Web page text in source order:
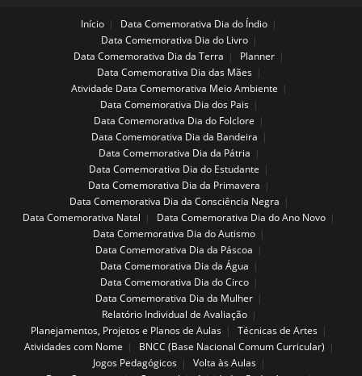
Início
Data Comemorativa Dia do Índio
Data Comemorativa Dia do Livro
Data Comemorativa Dia da Terra
Planner
Data Comemorativa Dia das Mães
Atividade Data Comemorativa Meio Ambiente
Data Comemorativa Dia dos Pais
Data Comemorativa Dia do Folclore
Data Comemorativa Dia da Bandeira
Data Comemorativa Dia da Pátria
Data Comemorativa Dia do Estudante
Data Comemorativa Dia da Primavera
Data Comemorativa Dia da Consciência Negra
Data Comemorativa Natal
Data Comemorativa Dia do Ano Novo
Data Comemorativa Dia do Autismo
Data Comemorativa Dia da Páscoa
Data Comemorativa Dia da Água
Data Comemorativa Dia do Circo
Data Comemorativa Dia da Mulher
Relatório Individual de Avaliação
Planejamentos, Projetos e Planos de Aulas
Técnicas de Artes
Atividades com Nome
BNCC (Base Nacional Comum Curricular)
Jogos Pedagógicos
Volta às Aulas